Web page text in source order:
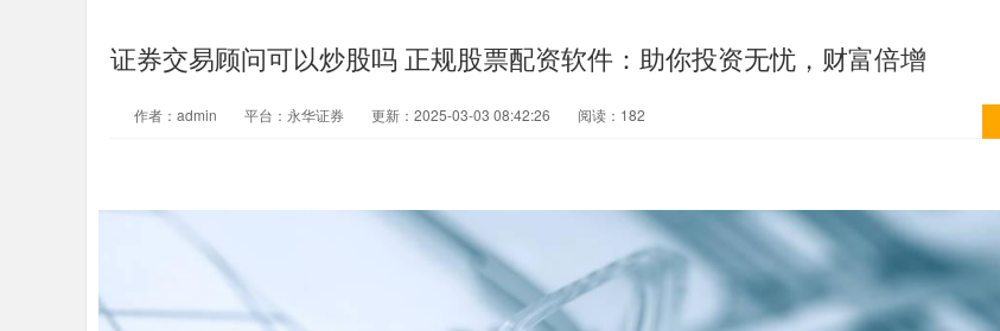
证券交易顾问可以炒股吗 正规股票配资软件：助你投资无忧，财富倍增
作者：admin 平台：永华证券 更新：2025-03-03 08:42:26 阅读：182